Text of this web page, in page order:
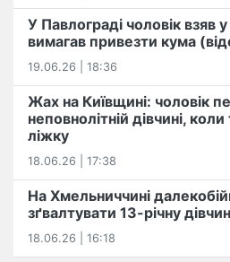
У Павлограді чоловік взяв
вимагав привезти кума
19.06.26 | 18:36
Жах на Київщині: чоловік
неповнолітній дівчині,
ліжку
18.06.26 | 17:38
На Хмельниччині
зґвалтувати 13-річну
18.06.26 | 16:18